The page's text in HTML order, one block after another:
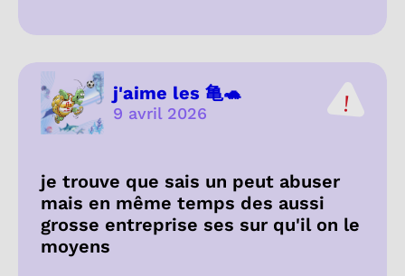
j'aime les 亀🐢
9 avril 2026
je trouve que sais un peut abuser
mais en même temps des aussi
grosse entreprise ses sur qu'il on le
moyens